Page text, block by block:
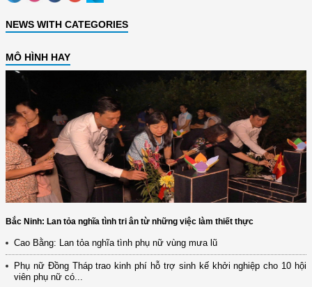
NEWS WITH CATEGORIES
MÔ HÌNH HAY
Bắc Ninh: Lan tỏa nghĩa tình tri ân từ những việc làm thiết thực
Cao Bằng: Lan tỏa nghĩa tình phụ nữ vùng mưa lũ
Phụ nữ Đồng Tháp trao kinh phí hỗ trợ sinh kế khởi nghiệp cho 10 hội
viên phụ nữ có...